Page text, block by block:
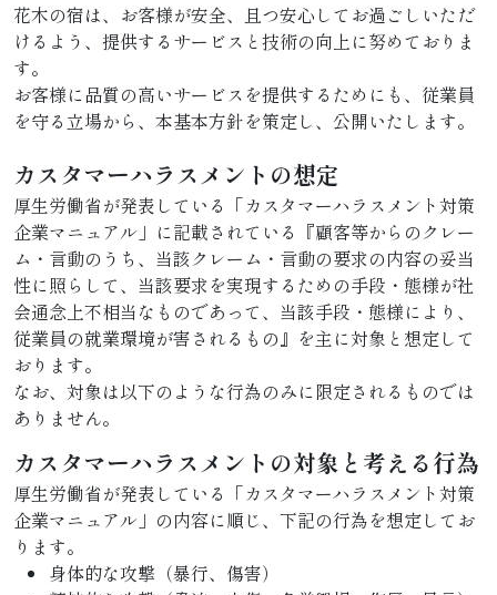
花木の宿は、お客様が安全、且つ安心してお過ごしいただ
けるよう、提供するサービスと技術の向上に努めておりま
す。
お客様に品質の高いサービスを提供するためにも、従業員
を守る立場から、本基本方針を策定し、公開いたします。
カスタマーハラスメントの想定
厚生労働省が発表している「カスタマーハラスメント対策
企業マニュアル」に記載されている『顧客等からのクレー
ム・言動のうち、当該クレーム・言動の要求の内容の妥当
性に照らして、当該要求を実現するための手段・態様が社
会通念上不相当なものであって、当該手段・態様により、
従業員の就業環境が害されるもの』を主に対象と想定して
おります。
なお、対象は以下のような行為のみに限定されるものでは
ありません。
カスタマーハラスメントの対象と考える行為
厚生労働省が発表している「カスタマーハラスメント対策
企業マニュアル」の内容に順じ、下記の行為を想定してお
ります。
身体的な攻撃（暴行、傷害）